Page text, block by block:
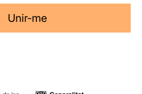
Unir-me